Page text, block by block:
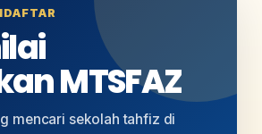
MTSFAZ
mencari sekolah tahfiz di